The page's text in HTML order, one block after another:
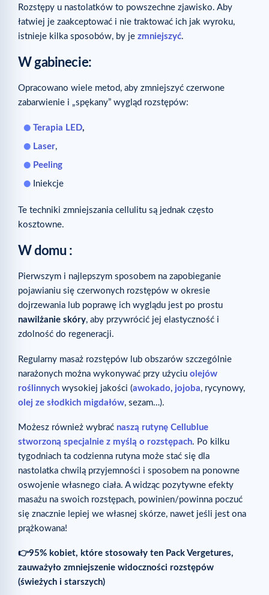
Rozstępy u nastolatków to powszechne zjawisko. Aby
łatwiej je zaakceptować i nie traktować ich jak wyroku,
istnieje kilka sposobów, by je zmniejszyć.
W gabinecie:
Opracowano wiele metod, aby zmniejszyć czerwone
zabarwienie i „spękany” wygląd rozstępów:
Terapia LED,
Laser,
Peeling
Iniekcje
Te techniki zmniejszania cellulitu są jednak często
kosztowne.
W domu :
Pierwszym i najlepszym sposobem na zapobieganie
pojawianiu się czerwonych rozstępów w okresie
dojrzewania lub poprawę ich wyglądu jest po prostu
nawilżanie skóry, aby przywrócić jej elastyczność i
zdolność do regeneracji.
Regularny masaż rozstępów lub obszarów szczególnie
narażonych można wykonywać przy użyciu olejów
roślinnych wysokiej jakości (awokado, jojoba, rycynowy,
olej ze słodkich migdałów, sezam…).
Możesz również wybrać naszą rutynę Cellublue
stworzoną specjalnie z myślą o rozstępach. Po kilku
tygodniach ta codzienna rutyna może stać się dla
nastolatka chwilą przyjemności i sposobem na ponowne
oswojenie własnego ciała. A widząc pozytywne efekty
masażu na swoich rozstępach, powinien/powinna poczuć
się znacznie lepiej we własnej skórze, nawet jeśli jest ona
prążkowana!
👉95% kobiet, które stosowały ten Pack Vergetures,
zauważyło zmniejszenie widoczności rozstępów
(świeżych i starszych)